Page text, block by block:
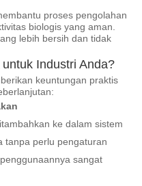
proses pengolahan
biologis yang aman.
lebih bersih dan tidak
Industri Anda?
keuntungan praktis
ke dalam sistem
tanpa perlu pengaturan
sangat